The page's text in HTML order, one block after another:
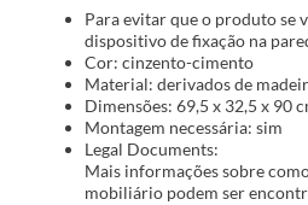
Para evitar que o produto se
dispositivo de fixação na
Cor: cinzento-cimento
Material: derivados de
Dimensões: 69,5 x 32,5 x 90
Montagem necessária: sim
Legal Documents:
Mais informações sobre
mobiliário podem ser